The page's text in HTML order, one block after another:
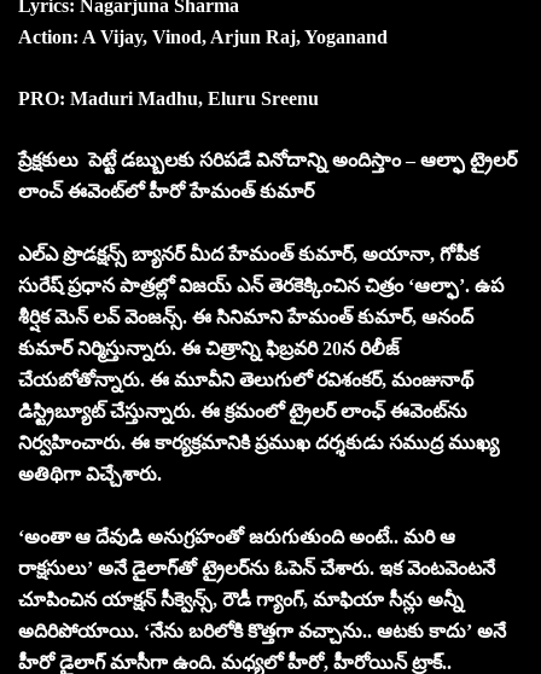
Lyrics: Nagarjuna Sharma
Action: A Vijay, Vinod, Arjun Raj, Yoganand
PRO: Maduri Madhu, Eluru Sreenu
ప్రేక్షకులు పెట్టే డబ్బులకు సరిపడే వినోదాన్ని అందిస్తాం – ఆల్ఫా ట్రైలర్
లాంచ్ ఈవెంట్‌లో హీరో హేమంత్ కుమార్
ఎల్ఎ ప్రొడక్షన్స్ బ్యానర్ మీద హేమంత్ కుమార్, అయానా, గోపీక
సురేష్ ప్రధాన పాత్రల్లో విజయ్ ఎన్ తెరకెక్కించిన చిత్రం ‘ఆల్ఫా’. ఉప
శీర్షిక మెన్ లవ్ వెంజన్స్. ఈ సినిమాని హేమంత్ కుమార్, ఆనంద్
కుమార్ నిర్మిస్తున్నారు. ఈ చిత్రాన్ని ఫిబ్రవరి 20న రిలీజ్
చేయబోతోన్నారు. ఈ మూవీని తెలుగులో రవిశంకర్, మంజునాథ్
డిస్ట్రిబ్యూట్ చేస్తున్నారు. ఈ క్రమంలో ట్రైలర్ లాంఛ్ ఈవెంట్‌ను
నిర్వహించారు. ఈ కార్యక్రమానికి ప్రముఖ దర్శకుడు సముద్ర ముఖ్య
అతిథిగా విచ్చేశారు.
‘అంతా ఆ దేవుడి అనుగ్రహంతో జరుగుతుంది అంటే.. మరి ఆ
రాక్షసులు’ అనే డైలాగ్‌తో ట్రైలర్‌ను ఓపెన్ చేశారు. ఇక వెంటవెంటనే
చూపించిన యాక్షన్ సీక్వెన్స్, రౌడీ గ్యాంగ్‌, మాఫియా సీన్లు అన్నీ
అదిరిపోయాయి. ‘నేను బరిలోకి కొత్తగా వచ్చాను.. ఆటకు కాదు’ అనే
హీరో డైలాగ్ మాసీగా ఉంది. మధ్యలో హీరో, హీరోయిన్ ట్రాక్..